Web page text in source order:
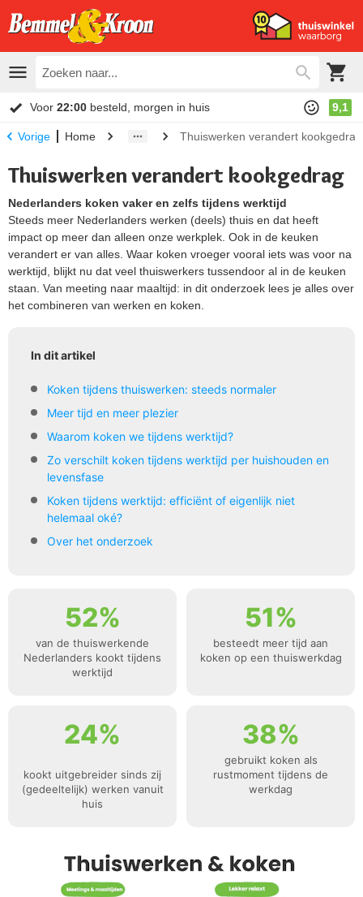
Voor 22:00 besteld, morgen in huis 9,1
Vorige Home Thuiswerken verandert kookgedrag
Thuiswerken verandert kookgedrag
Nederlanders koken vaker en zelfs tijdens werktijd
Steeds meer Nederlanders werken (deels) thuis en dat heeft
impact op meer dan alleen onze werkplek. Ook in de keuken
verandert er van alles. Waar koken vroeger vooral iets was voor na
werktijd, blijkt nu dat veel thuiswerkers tussendoor al in de keuken
staan. Van meeting naar maaltijd: in dit onderzoek lees je alles over
het combineren van werken en koken.
In dit artikel
Koken tijdens thuiswerken: steeds normaler
Meer tijd en meer plezier
Waarom koken we tijdens werktijd?
Zo verschilt koken tijdens werktijd per huishouden en
levensfase
Koken tijdens werktijd: efficiënt of eigenlijk niet
helemaal oké?
Over het onderzoek
52%
van de thuiswerkende
Nederlanders kookt tijdens
werktijd
51%
besteedt meer tijd aan
koken op een thuiswerkdag
24%
kookt uitgebreider sinds zij
(gedeeltelijk) werken vanuit
huis
38%
gebruikt koken als
rustmoment tijdens de
werkdag